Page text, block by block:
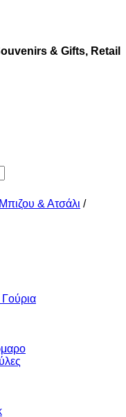
& Gifts, Retail
& Ατσάλι /